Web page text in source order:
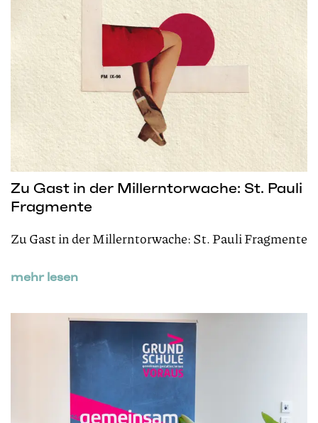
Zu Gast in der Millerntorwache: St. Pauli
Fragmente
Zu Gast in der Millerntorwache: St. Pauli Fragmente
mehr lesen